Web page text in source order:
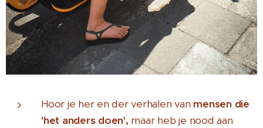
Hoor je her en der verhalen van mensen die
'het anders doen', maar heb je nood aan